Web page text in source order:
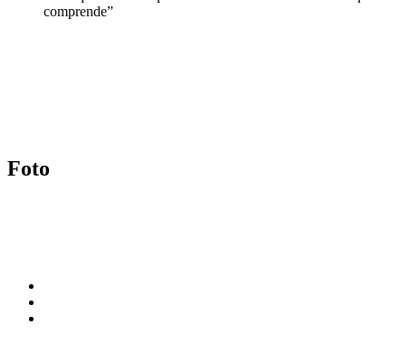
comprende”
Foto